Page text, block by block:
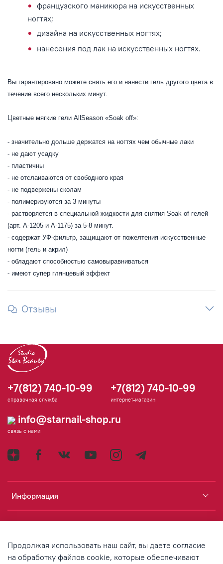
французского маникюра на искусственных
ногтях;
дизайна на искусственных ногтях;
нанесения под лак на искусственных ногтях.
Вы гарантировано можете снять его и нанести гель другого цвета в
течение всего нескольких минут.
Цветные мягкие гели AllSeason «Soak off»:
- значительно дольше держатся на ногтях чем обычные лаки
- не дают усадку
- пластичны
- не отслаиваются от свободного края
- не подвержены сколам
- полимеризуются за 3 минуты
- растворяется в специальной жидкости для снятия Soak of гелей
(арт. А-1205 и А-1175) за 5-8 минут.
- содержат УФ-фильтр, защищают от пожелтения искусственные
ногти (гель и акрил)
- обладают способностью самовыравниваться
- имеют супер глянцевый эффект
Отзывы
Информация
Аккаунт
+7(812) 740-10-99
справочная служба
+7(812) 740-10-99
интернет-магазин
info@starnail-shop.ru
связь с нами
Продолжая использовать наш сайт, вы даете согласие
на обработку файлов cookie, которые обеспечивают